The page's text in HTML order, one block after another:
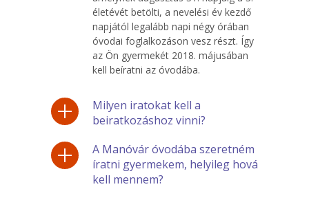
életévét betölti, a nevelési év kezdő
napjától legalább napi négy órában
óvodai foglalkozáson vesz részt. Így
az Ön gyermekét 2018. májusában
kell beíratni az óvodába.
Milyen iratokat kell a
beiratkozáshoz vinni?
A Manóvár óvodába szeretném
íratni gyermekem, helyileg hová
kell mennem?